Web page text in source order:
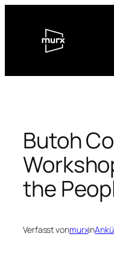
springen
Butoh
the
Verfasst vonmurxin